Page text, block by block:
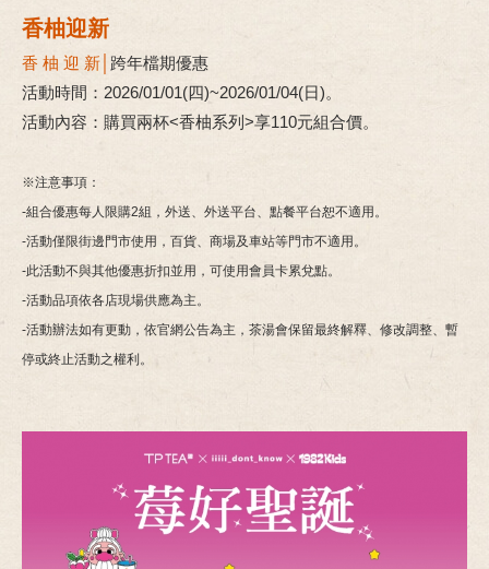
香柚迎新
香 柚 迎 新│ 跨年檔期優惠
活動時間：2026/01/01(四)~2026/01/04(日)。
活動內容：購買兩杯<香柚系列>享110元組合價。
※注意事項：
-組合優惠每人限購2組，外送、外送平台、點餐平台恕不適用。
-活動僅限街邊門市使用，百貨、商場及車站等門市不適用。
-此活動不與其他優惠折扣並用，可使用會員卡累兌點。
-活動品項依各店現場供應為主。
-活動辦法如有更動，依官網公告為主，茶湯會保留最終解釋、修改調整、暫
停或終止活動之權利。